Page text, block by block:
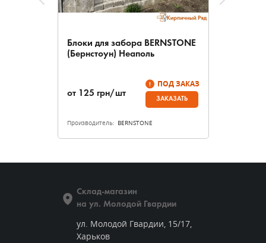
Блоки для забора BERNSTONE
(Бернстоун) Неаполь
от 125 грн/шт
ПОД ЗАКАЗ
ЗАКАЗАТЬ
Производитель: BERNSTONE
Склад-магазин
на ул. Молодой Гвардии
ул. Молодой Гвардии, 15/17,
Харьков